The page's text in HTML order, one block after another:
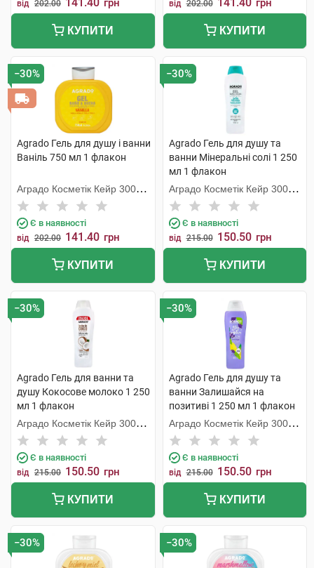
від 202.00 грн
КУПИТИ
від 202.00 грн
КУПИТИ
−30%
Agrado Гель для душу і ванни
Ваніль 750 мл 1 флакон
Аградо Косметік Кейр 3000
С.Л.У.
Є в наявності
від 202.00 141.40 грн
КУПИТИ
−30%
Agrado Гель для душу та
ванни Мінеральні солі 1 250
мл 1 флакон
Аградо Косметік Кейр 3000
С.Л.У.
Є в наявності
від 215.00 150.50 грн
КУПИТИ
−30%
Agrado Гель для ванни та
душу Кокосове молоко 1 250
мл 1 флакон
Аградо Косметік Кейр 3000
С.Л.У.
Є в наявності
від 215.00 150.50 грн
КУПИТИ
−30%
Agrado Гель для душу та
ванни Залишайся на
позитиві 1 250 мл 1 флакон
Аградо Косметік Кейр 3000
С.Л.У.
Є в наявності
від 215.00 150.50 грн
КУПИТИ
−30% −30%